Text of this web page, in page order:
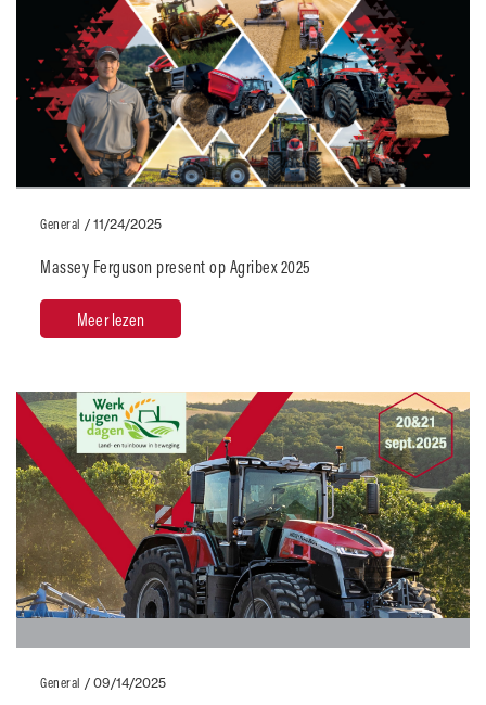
General / 11/24/2025
Massey Ferguson present op Agribex 2025
Meer lezen
General / 09/14/2025